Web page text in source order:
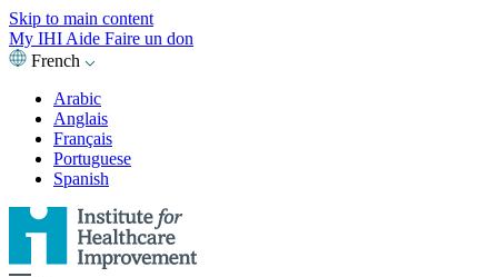
Skip to main content
My IHI Aide Faire un don
French
Arabic
Anglais
Français
Portuguese
Spanish